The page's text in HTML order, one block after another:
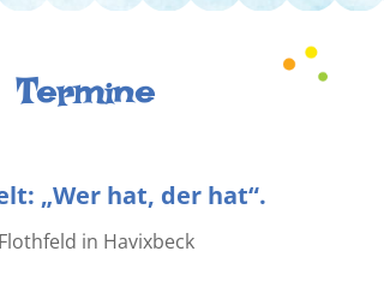
Termine
„Wer hat, der hat“.
in Havixbeck